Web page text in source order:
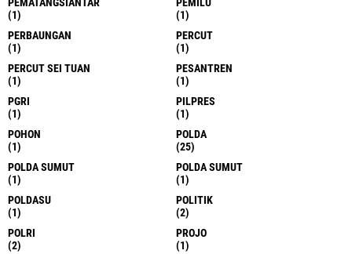
(1)
(1)
PERBAUNGAN
(1)
PERCUT
(1)
PERCUT SEI TUAN
(1)
PESANTREN
(1)
PGRI
(1)
PILPRES
(1)
POHON
(1)
POLDA
(25)
POLDA SUMUT
(1)
POLDA SUMUT
(1)
POLDASU
(1)
POLITIK
(2)
POLRI
(2)
PROJO
(1)